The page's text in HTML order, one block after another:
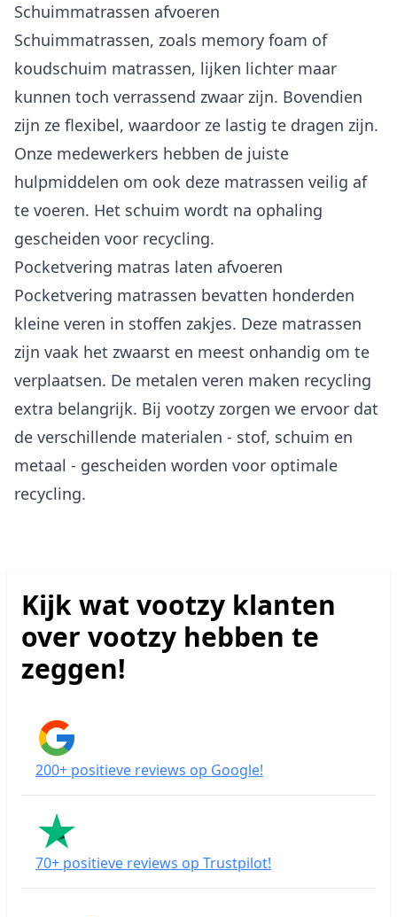
Schuimmatrassen afvoeren
Schuimmatrassen, zoals memory foam of
koudschuim matrassen, lijken lichter maar
kunnen toch verrassend zwaar zijn. Bovendien
zijn ze flexibel, waardoor ze lastig te dragen zijn.
Onze medewerkers hebben de juiste
hulpmiddelen om ook deze matrassen veilig af
te voeren. Het schuim wordt na ophaling
gescheiden voor recycling.
Pocketvering matras laten afvoeren
Pocketvering matrassen bevatten honderden
kleine veren in stoffen zakjes. Deze matrassen
zijn vaak het zwaarst en meest onhandig om te
verplaatsen. De metalen veren maken recycling
extra belangrijk. Bij vootzy zorgen we ervoor dat
de verschillende materialen - stof, schuim en
metaal - gescheiden worden voor optimale
recycling.
Kijk wat vootzy klanten
over vootzy hebben te
zeggen!
200+ positieve reviews op Google!
70+ positieve reviews op Trustpilot!